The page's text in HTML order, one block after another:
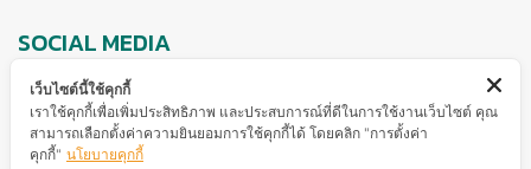
SOCIAL MEDIA
เว็บไซต์นี้ใช้คุกกี้
เราใช้คุกกี้เพื่อเพิ่มประสิทธิภาพ และประสบการณ์ที่ดีในการใช้งานเว็บไซต์ คุณ
สามารถเลือกตั้งค่าความยินยอมการใช้คุกกี้ได้ โดยคลิก "การตั้งค่า
คุกกี้" นโยบายคุกกี้